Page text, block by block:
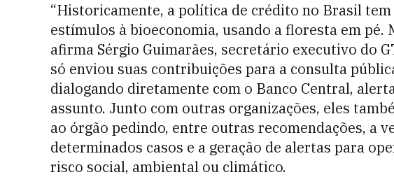
“Historicamente, a política de crédito no Brasil
estímulos à bioeconomia, usando a floresta em pé.
afirma Sérgio Guimarães, secretário executivo do
só enviou suas contribuições para a consulta
dialogando diretamente com o Banco Central,
assunto. Junto com outras organizações, eles
ao órgão pedindo, entre outras recomendações, a
determinados casos e a geração de alertas para
risco social, ambiental ou climático.